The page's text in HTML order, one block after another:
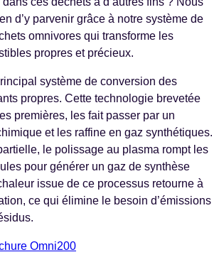
d’y parvenir grâce à notre système de
omnivores qui transforme les
propres et précieux.
système de conversion des
propres. Cette technologie brevetée
premières, les fait passer par un
et les raffine en gaz synthétiques.
le polissage au plasma rompt les
pour générer un gaz de synthèse
issue de ce processus retourne à
ce qui élimine le besoin d’émissions
Omni200